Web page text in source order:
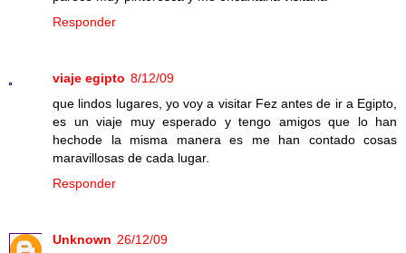
Responder
viaje egipto 8/12/09
que lindos lugares, yo voy a visitar Fez antes de ir a Egipto,
es un viaje muy esperado y tengo amigos que lo han
hechode la misma manera es me han contado cosas
maravillosas de cada lugar.
Responder
Unknown 26/12/09